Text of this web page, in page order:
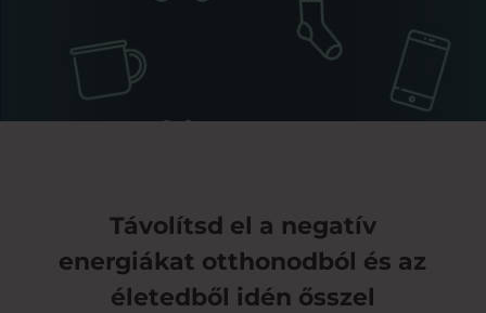
Távolítsd el a negatív
energiákat otthonodból és az
életedből idén ősszel